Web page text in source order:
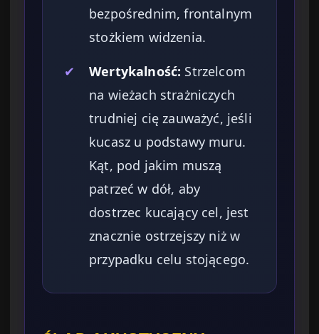
bezpośrednim, frontalnym
stożkiem widzenia.
✔
Wertykalność: Strzelcom
na wieżach strażniczych
trudniej cię zauważyć, jeśli
kucasz u podstawy muru.
Kąt, pod jakim muszą
patrzeć w dół, aby
dostrzec kucający cel, jest
znacznie ostrzejszy niż w
przypadku celu stojącego.